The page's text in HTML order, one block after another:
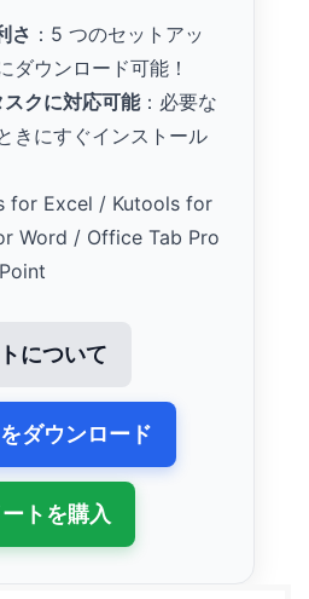
さ ：5 つのセットアッ
ダウンロード可能！
クに対応可能：必要な
きにすぐインストール
for Excel / Kutools for
Word / Office Tab Pro
について
ダウンロード
トを購入